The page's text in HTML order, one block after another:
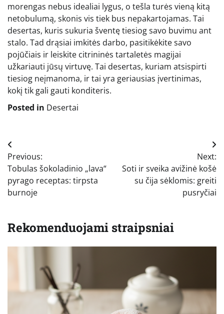
morengas nebus idealiai lygus, o tešla turės vieną kitą
netobulumą, skonis vis tiek bus nepakartojamas. Tai
desertas, kuris sukuria šventę tiesiog savo buvimu ant
stalo. Tad drąsiai imkitės darbo, pasitikėkite savo
pojūčiais ir leiskite citrininės tartaletės magijai
užkariauti jūsų virtuvę. Tai desertas, kuriam atsispirti
tiesiog neįmanoma, ir tai yra geriausias įvertinimas,
kokį tik gali gauti konditeris.
Posted in Desertai
Navigacija
tarp
įrašų
Previous:
Tobulas šokoladinio „lava“
pyrago receptas: tirpsta
burnoje
Next:
Soti ir sveika avižinė košė
su čija sėklomis: greiti
pusryčiai
Rekomenduojami straipsniai